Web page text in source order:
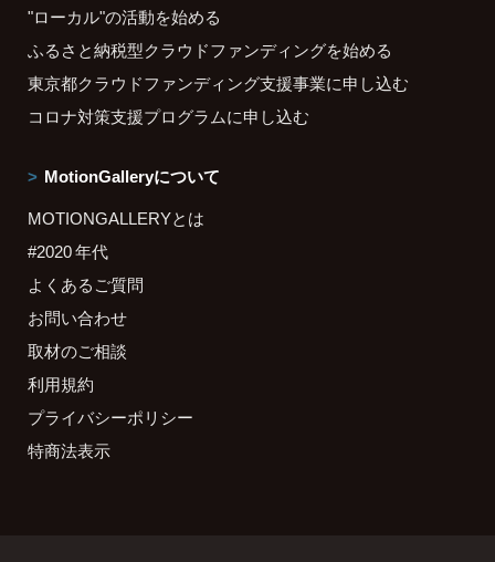
"ローカル"の活動を始める
ふるさと納税型クラウドファンディングを始める
東京都クラウドファンディング支援事業に申し込む
コロナ対策支援プログラムに申し込む
MotionGalleryについて
MOTIONGALLERYとは
#2020 年代
よくあるご質問
お問い合わせ
取材のご相談
利用規約
プライバシーポリシー
特商法表示